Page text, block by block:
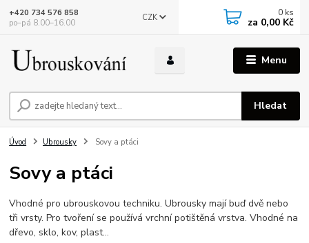
Menu
CZK
Hledat
+420 734 576 858
po–pá 8.00–16.00
0 ks
za 0,00 Kč
Úvod Ubrousky Sovy a ptáci
Sovy a ptáci
Vhodné pro ubrouskovou techniku. Ubrousky mají buď dvě nebo
tři vrsty. Pro tvoření se používá vrchní potištěná vrstva. Vhodné na
dřevo, sklo, kov, plast...